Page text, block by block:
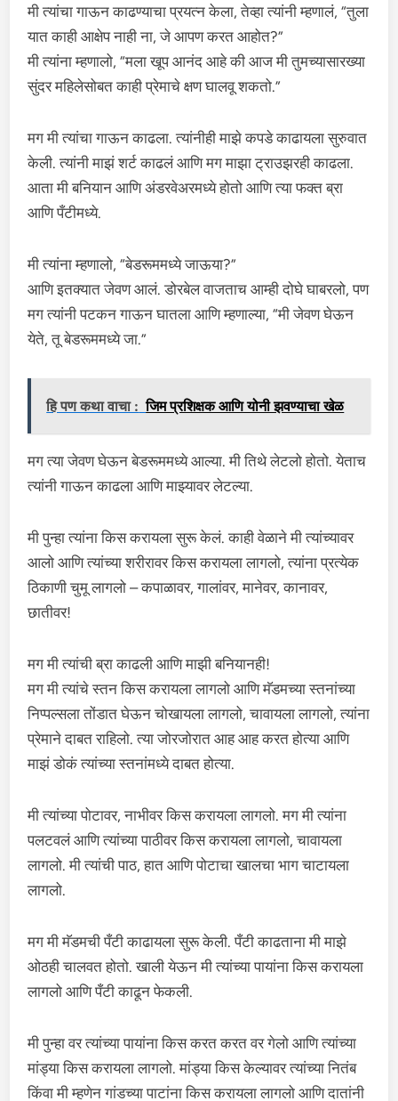
मी त्यांचा गाऊन काढण्याचा प्रयत्न केला, तेव्हा त्यांनी म्हणालं, “तुला
यात काही आक्षेप नाही ना, जे आपण करत आहोत?”
मी त्यांना म्हणालो, “मला खूप आनंद आहे की आज मी तुमच्यासारख्या
सुंदर महिलेसोबत काही प्रेमाचे क्षण घालवू शकतो.”
मग मी त्यांचा गाऊन काढला. त्यांनीही माझे कपडे काढायला सुरुवात
केली. त्यांनी माझं शर्ट काढलं आणि मग माझा ट्राउझरही काढला.
आता मी बनियान आणि अंडरवेअरमध्ये होतो आणि त्या फक्त ब्रा
आणि पँटीमध्ये.
मी त्यांना म्हणालो, “बेडरूममध्ये जाऊया?”
आणि इतक्यात जेवण आलं. डोरबेल वाजताच आम्ही दोघे घाबरलो, पण
मग त्यांनी पटकन गाऊन घातला आणि म्हणाल्या, “मी जेवण घेऊन
येते, तू बेडरूममध्ये जा.”
हि पण कथा वाचा : जिम प्रशिक्षक आणि योनी झवण्याचा खेळ
मग त्या जेवण घेऊन बेडरूममध्ये आल्या. मी तिथे लेटलो होतो. येताच
त्यांनी गाऊन काढला आणि माझ्यावर लेटल्या.
मी पुन्हा त्यांना किस करायला सुरू केलं. काही वेळाने मी त्यांच्यावर
आलो आणि त्यांच्या शरीरावर किस करायला लागलो, त्यांना प्रत्येक
ठिकाणी चुमू लागलो – कपाळावर, गालांवर, मानेवर, कानावर,
छातीवर!
मग मी त्यांची ब्रा काढली आणि माझी बनियानही!
मग मी त्यांचे स्तन किस करायला लागलो आणि मॅडमच्या स्तनांच्या
निप्पल्सला तोंडात घेऊन चोखायला लागलो, चावायला लागलो, त्यांना
प्रेमाने दाबत राहिलो. त्या जोरजोरात आह आह करत होत्या आणि
माझं डोकं त्यांच्या स्तनांमध्ये दाबत होत्या.
मी त्यांच्या पोटावर, नाभीवर किस करायला लागलो. मग मी त्यांना
पलटवलं आणि त्यांच्या पाठीवर किस करायला लागलो, चावायला
लागलो. मी त्यांची पाठ, हात आणि पोटाचा खालचा भाग चाटायला
लागलो.
मग मी मॅडमची पँटी काढायला सुरू केली. पँटी काढताना मी माझे
ओठही चालवत होतो. खाली येऊन मी त्यांच्या पायांना किस करायला
लागलो आणि पँटी काढून फेकली.
मी पुन्हा वर त्यांच्या पायांना किस करत करत वर गेलो आणि त्यांच्या
मांड्या किस करायला लागलो. मांड्या किस केल्यावर त्यांच्या नितंब
किंवा मी म्हणेन गांडच्या पाटांना किस करायला लागलो आणि दातांनी